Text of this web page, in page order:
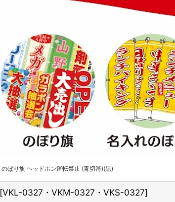
のぼり旗 ヘッドホン運転禁止 (青切符)(黒)
[VKL-0327・VKM-0327・VKS-0327]